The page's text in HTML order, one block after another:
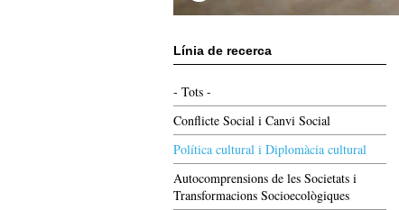
Línia de recerca
- Tots -
Conflicte Social i Canvi Social
Política cultural i Diplomàcia cultural
Autocomprensions de les Societats i
Transformacions Socioecològiques